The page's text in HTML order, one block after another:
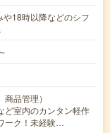
や18時以降などのシフ
品管理）
ど室内のカンタン軽作
ーク！未経験…